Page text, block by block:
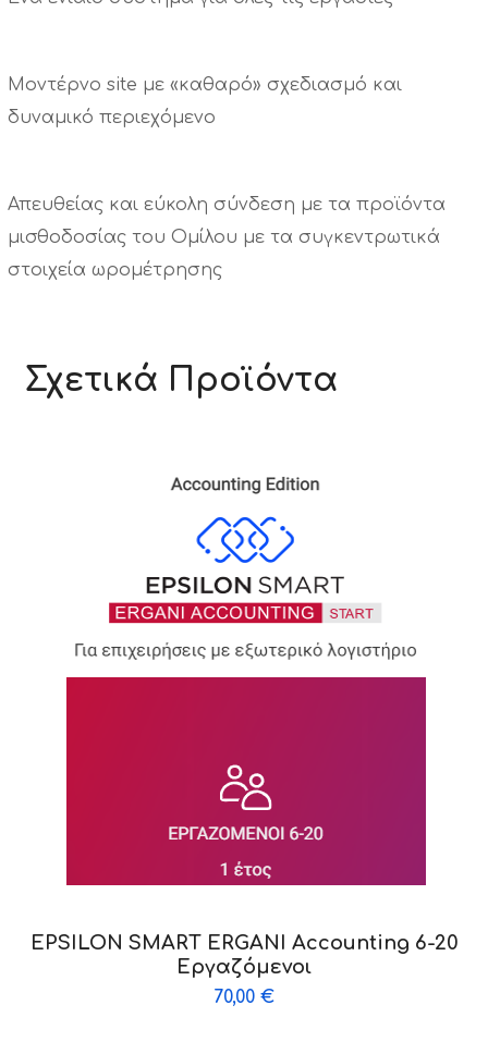
Μοντέρνο site με «καθαρό» σχεδιασμό και
δυναμικό περιεχόμενο
Απευθείας και εύκολη σύνδεση με τα προϊόντα
μισθοδοσίας του Ομίλου με τα συγκεντρωτικά
στοιχεία ωρομέτρησης
Σχετικά Προϊόντα
EPSILON SMART ERGANI Accounting 6-20
Εργαζόμενοι
70,00 €